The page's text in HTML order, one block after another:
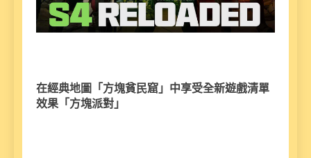
在經典地圖「方塊貧民窟」中享受全新遊戲清單
效果「方塊派對」